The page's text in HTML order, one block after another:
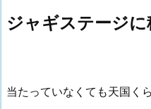
ジャギステージに
当たっていなくても天国く